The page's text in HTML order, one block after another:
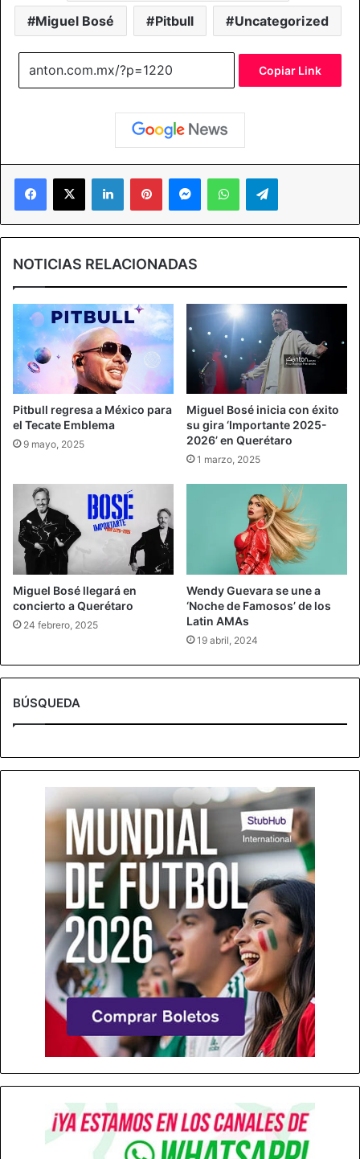
Miguel Bosé Pitbull Uncategorized
Copiar Link
NOTICIAS RELACIONADAS
Pitbull regresa a México para
el Tecate Emblema
9 mayo, 2025
Miguel Bosé inicia con éxito
su gira ‘Importante 2025-
2026’ en Querétaro
1 marzo, 2025
Miguel Bosé llegará en
concierto a Querétaro
24 febrero, 2025
Wendy Guevara se une a
‘Noche de Famosos’ de los
Latin AMAs
19 abril, 2024
BÚSQUEDA